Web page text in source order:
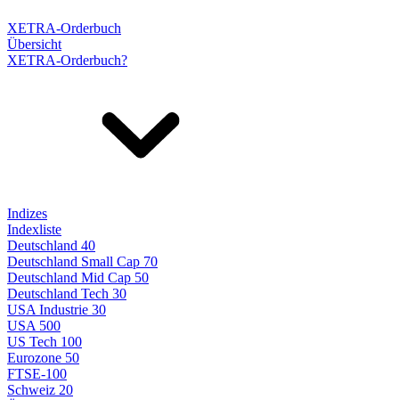
XETRA-Orderbuch
Übersicht
XETRA-Orderbuch?
Indizes
Indexliste
Deutschland 40
Deutschland Small Cap 70
Deutschland Mid Cap 50
Deutschland Tech 30
USA Industrie 30
USA 500
US Tech 100
Eurozone 50
FTSE-100
Schweiz 20